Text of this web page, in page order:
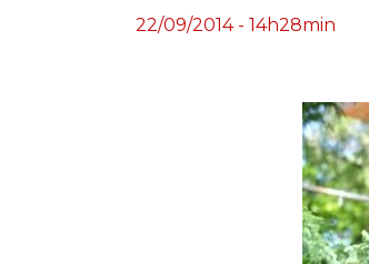
22/09/2014 - 14h28min